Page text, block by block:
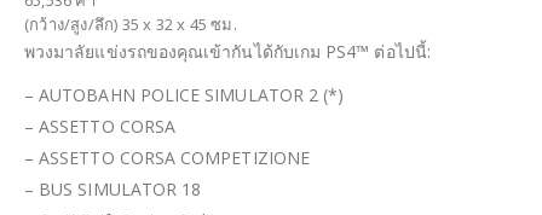
(กว้าง/สูง/ลึก) 35 x 32 x 45 ซม.
พวงมาลัยแข่งรถของคุณเข้ากันได้กับเกม PS4™ ต่อไปนี้:
– AUTOBAHN POLICE SIMULATOR 2 (*)
– ASSETTO CORSA
– ASSETTO CORSA COMPETIZIONE
– BUS SIMULATOR 18